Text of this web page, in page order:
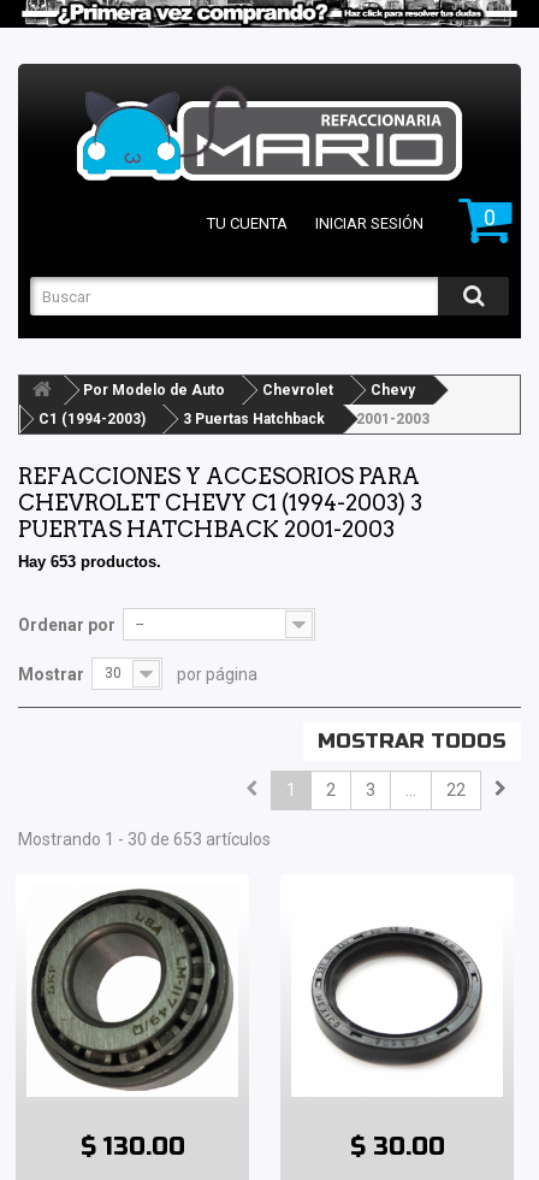
0
TU CUENTA INICIAR SESIÓN
Por Modelo de Auto Chevrolet
Chevy
C1 (1994-2003)
3 Puertas Hatchback 2001-2003
REFACCIONES Y ACCESORIOS PARA
CHEVROLET CHEVY C1 (1994-2003) 3
PUERTAS HATCHBACK 2001-2003
Hay 653 productos.
Ordenar por --
Mostrar 30 por página
MOSTRAR TODOS
1 2 3 ... 22
Mostrando 1 - 30 de 653 artículos
$ 130.00 $ 30.00